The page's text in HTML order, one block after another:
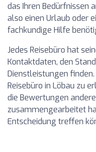
das Ihren Bedürfnissen
also einen Urlaub oder
fachkundige Hilfe
Jedes Reisebüro hat
Kontaktdaten, den
Dienstleistungen
Reisebüro in Löbau zu
die Bewertungen
zusammengearbeitet
Entscheidung treffen